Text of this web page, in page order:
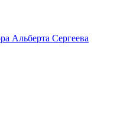
Альберта Сергеева